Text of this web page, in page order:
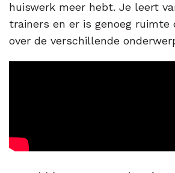
huiswerk meer hebt. Je leert
trainers en er is genoeg ruimte
over de verschillende